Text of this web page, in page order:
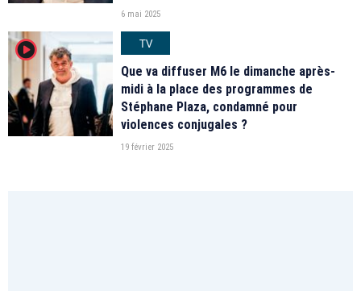
6 mai 2025
player2
TV
Que va diffuser M6 le dimanche après-
midi à la place des programmes de
Stéphane Plaza, condamné pour
violences conjugales ?
19 février 2025